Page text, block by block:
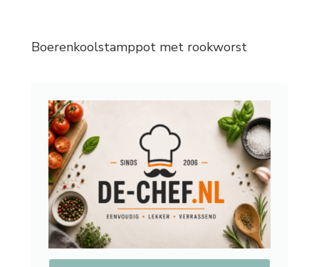
Boerenkoolstamppot met rookworst